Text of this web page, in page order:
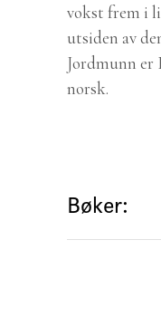
vokst frem i
utsiden av
Jordmunn er
norsk.
Bøker: